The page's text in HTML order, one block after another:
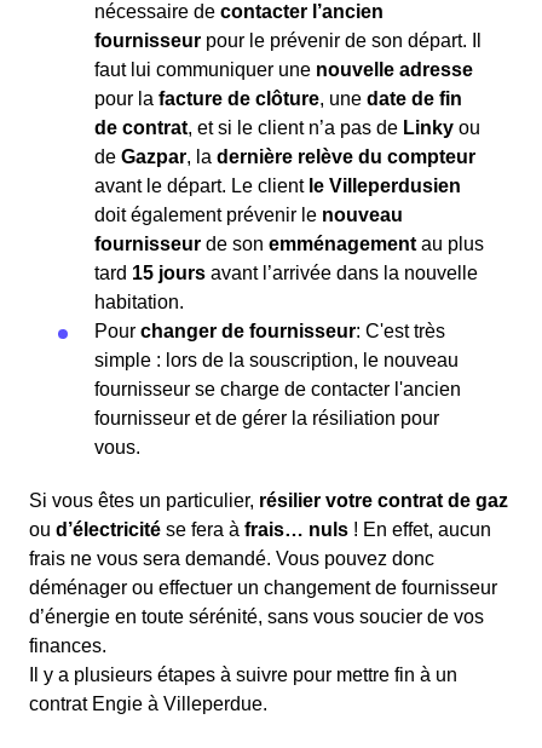
nécessaire de contacter l’ancien
fournisseur pour le prévenir de son départ. Il
faut lui communiquer une nouvelle adresse
pour la facture de clôture, une date de fin
de contrat, et si le client n’a pas de Linky ou
de Gazpar, la dernière relève du compteur
avant le départ. Le client le Villeperdusien
doit également prévenir le nouveau
fournisseur de son emménagement au plus
tard 15 jours avant l’arrivée dans la nouvelle
habitation.
Pour changer de fournisseur: C'est très
simple : lors de la souscription, le nouveau
fournisseur se charge de contacter l'ancien
fournisseur et de gérer la résiliation pour
vous.
Si vous êtes un particulier, résilier votre contrat de gaz
ou d’électricité se fera à frais… nuls ! En effet, aucun
frais ne vous sera demandé. Vous pouvez donc
déménager ou effectuer un changement de fournisseur
d’énergie en toute sérénité, sans vous soucier de vos
finances.
Il y a plusieurs étapes à suivre pour mettre fin à un
contrat Engie à Villeperdue.